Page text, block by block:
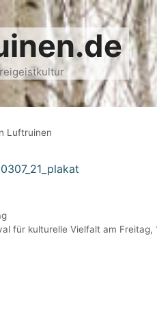
Luftruinen
für kulturelle Vielfalt am